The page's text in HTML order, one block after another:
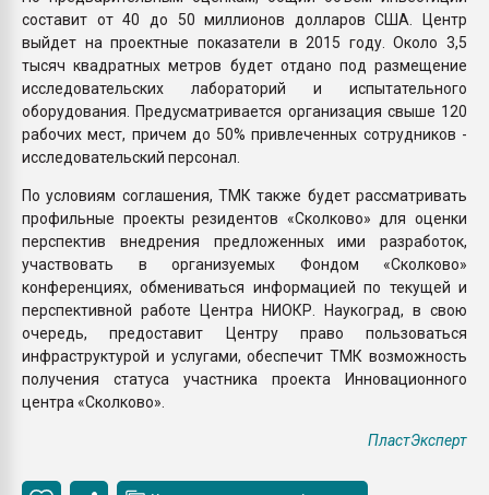
составит от 40 до 50 миллионов долларов США. Центр
выйдет на проектные показатели в 2015 году. Около 3,5
тысяч квадратных метров будет отдано под размещение
исследовательских лабораторий и испытательного
оборудования. Предусматривается организация свыше 120
рабочих мест, причем до 50% привлеченных сотрудников -
исследовательский персонал.
По условиям соглашения, ТМК также будет рассматривать
профильные проекты резидентов «Сколково» для оценки
перспектив внедрения предложенных ими разработок,
участвовать в организуемых Фондом «Сколково»
конференциях, обмениваться информацией по текущей и
перспективной работе Центра НИОКР. Наукоград, в свою
очередь, предоставит Центру право пользоваться
инфраструктурой и услугами, обеспечит ТМК возможность
получения статуса участника проекта Инновационного
центра «Сколково».
ПластЭксперт